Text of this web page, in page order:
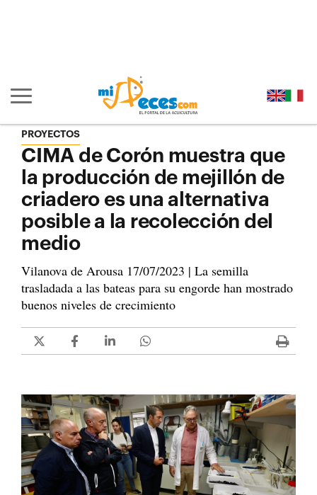
Mostrar/ocultar navegación principal
PROYECTOS
CIMA de Corón muestra que
la producción de mejillón de
criadero es una alternativa
posible a la recolección del
medio
Vilanova de Arousa 17/07/2023 | La semilla
trasladada a las bateas para su engorde han mostrado
buenos niveles de crecimiento